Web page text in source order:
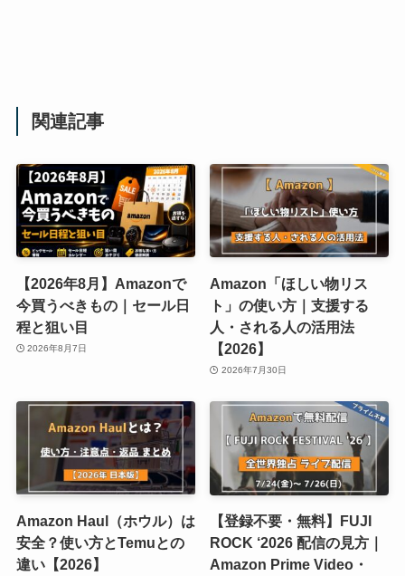
関連記事
【2026年8月】Amazonで
今買うべきもの｜セール日
程と狙い目
2026年8月7日
Amazon「ほしい物リス
ト」の使い方｜支援する
人・される人の活用法
【2026】
2026年7月30日
Amazon Haul（ホウル）は
安全？使い方とTemuとの
違い【2026】
【登録不要・無料】FUJI
ROCK ‘2026 配信の見方｜
Amazon Prime Video・